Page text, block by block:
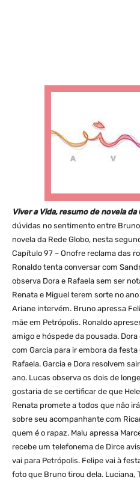
Viver a Vida, resumo de novela da
dúvidas no sentimento entre Bruno
novela da Rede Globo, nesta
Capítulo 97 – Onofre reclama das
Ronaldo tenta conversar com
observa Dora e Rafaela sem ser
Renata e Miguel terem sorte no
Ariane intervém. Bruno apressa
mãe em Petrópolis. Ronaldo
amigo e hóspede da pousada.
com Garcia para ir embora da
Rafaela. Garcia e Dora resolvem
ano. Lucas observa os dois de
gostaria de se certificar de que
Renata promete a todos que não
sobre seu acompanhante com
quem é o rapaz. Malu apressa
recebe um telefonema de Dirce
vai para Petrópolis. Felipe vai à
foto que Bruno tirou dela. Luciana,